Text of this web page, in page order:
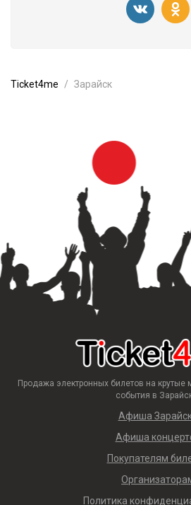
Ticket4me Зарайск
Продажа электронных билетов на крутые
события в
Афиша
Афиша
Покупателям
Политика